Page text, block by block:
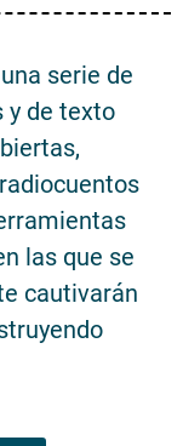
serie de
y de texto
las que se
cautivarán